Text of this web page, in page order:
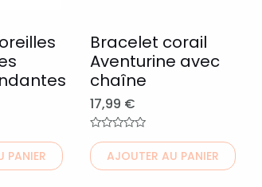
PANIER
Bracelet corail
Aventurine avec
chaîne
17,99 €
0
sur
5
AJOUTER AU PANIER
peuvent
être
choisies
sur
la
page
du